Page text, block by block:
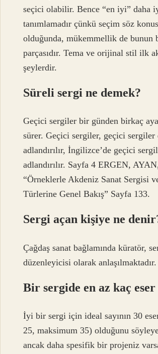
seçici olabilir. Bence “en iyi” daha
tanımlamadır çünkü seçim söz
olduğunda, mükemmellik de bunun
parçasıdır. Tema ve orijinal stil ilk
şeylerdir.
Süreli sergi ne demek?
Geçici sergiler bir günden birkaç
sürer. Geçici sergiler, geçici sergiler
adlandırılır, İngilizce’de geçici
adlandırılır. Sayfa 4 ERGEN,
“Örneklerle Akdeniz Sanat Sergisi
Türlerine Genel Bakış” Sayfa 133.
Sergi açan kişiye ne
Çağdaş sanat bağlamında küratör,
düzenleyicisi olarak anlaşılmaktadır.
Bir sergide en az kaç eser
İyi bir sergi için ideal sayının 30
25, maksimum 35) olduğunu
ancak daha spesifik bir projeniz